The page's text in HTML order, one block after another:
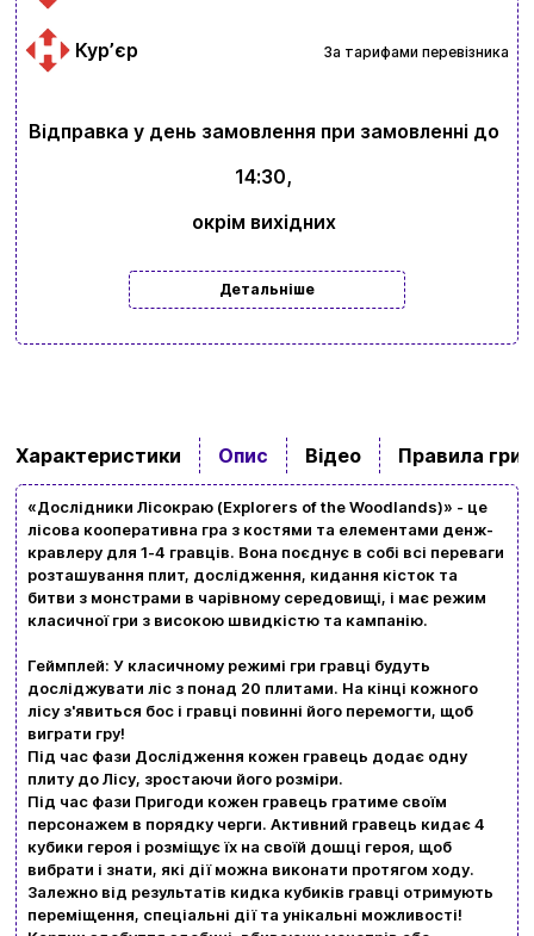
Курʼєр За тарифами перевізника
Відправка у день замовлення при замовленні до
14:30,
окрім вихідних
Детальніше
Характеристики Опис Відео Правила гри
«Дослідники Лісокраю (Explorers of the Woodlands)» - це
лісова кооперативна гра з костями та елементами денж-
кравлеру для 1-4 гравців. Вона поєднує в собі всі переваги
розташування плит, дослідження, кидання кісток та
битви з монстрами в чарівному середовищі, і має режим
класичної гри з високою швидкістю та кампанію.
Геймплей: У класичному режимі гри гравці будуть
досліджувати ліс з понад 20 плитами. На кінці кожного
лісу з'явиться бос і гравці повинні його перемогти, щоб
виграти гру!
Під час фази Дослідження кожен гравець додає одну
плиту до Лісу, зростаючи його розміри.
Під час фази Пригоди кожен гравець гратиме своїм
персонажем в порядку черги. Активний гравець кидає 4
кубики героя і розміщує їх на своїй дошці героя, щоб
вибрати і знати, які дії можна виконати протягом ходу.
Залежно від результатів кидка кубиків гравці отримують
переміщення, спеціальні дії та унікальні можливості!
Вхід Реєстрація
Бренди
Доставка та оплата